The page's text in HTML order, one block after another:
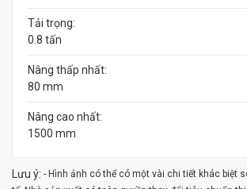
Tải trọng:
0.8 tấn
Nâng thấp nhất:
80 mm
Nâng cao nhất:
1500 mm
Lưu ý: - Hình ảnh có thể có một vài chi tiết khác biệt